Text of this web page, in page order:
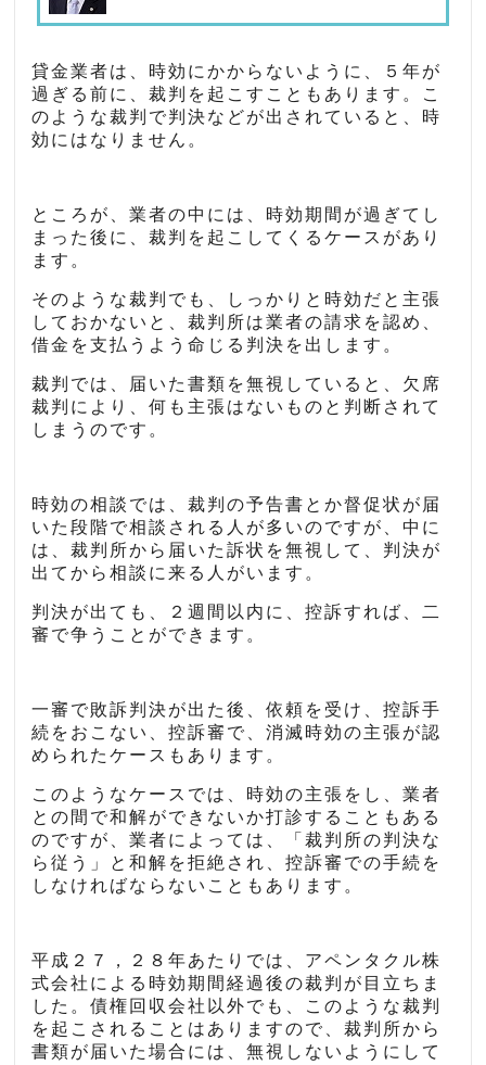
貸金業者は、時効にかからないように、５年が
過ぎる前に、裁判を起こすこともあります。こ
のような裁判で判決などが出されていると、時
効にはなりません。
ところが、業者の中には、時効期間が過ぎてし
まった後に、裁判を起こしてくるケースがあり
ます。
そのような裁判でも、しっかりと時効だと主張
しておかないと、裁判所は業者の請求を認め、
借金を支払うよう命じる判決を出します。
裁判では、届いた書類を無視していると、欠席
裁判により、何も主張はないものと判断されて
しまうのです。
時効の相談では、裁判の予告書とか督促状が届
いた段階で相談される人が多いのですが、中に
は、裁判所から届いた訴状を無視して、判決が
出てから相談に来る人がいます。
判決が出ても、２週間以内に、控訴すれば、二
審で争うことができます。
一審で敗訴判決が出た後、依頼を受け、控訴手
続をおこない、控訴審で、消滅時効の主張が認
められたケースもあります。
このようなケースでは、時効の主張をし、業者
との間で和解ができないか打診することもある
のですが、業者によっては、「裁判所の判決な
ら従う」と和解を拒絶され、控訴審での手続を
しなければならないこともあります。
平成２７，２８年あたりでは、アペンタクル株
式会社による時効期間経過後の裁判が目立ちま
した。債権回収会社以外でも、このような裁判
を起こされることはありますので、裁判所から
書類が届いた場合には、無視しないようにして